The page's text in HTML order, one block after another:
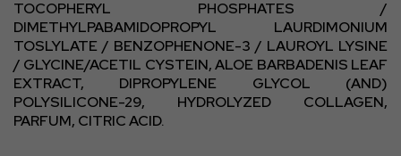
TOCOPHERYL PHOSPHATES /
DIMETHYLPABAMIDOPROPYL LAURDIMONIUM
TOSLYLATE / BENZOPHENONE-3 / LAUROYL LYSINE
/ GLYCINE/ACETIL CYSTEIN, ALOE BARBADENIS LEAF
EXTRACT, DIPROPYLENE GLYCOL (AND)
POLYSILICONE-29, HYDROLYZED COLLAGEN,
PARFUM, CITRIC ACID.